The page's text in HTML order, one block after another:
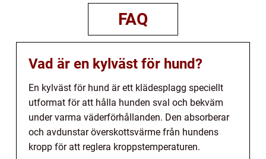
FAQ
Vad är en kylväst för hund?
En kylväst för hund är ett klädesplagg speciellt
utformat för att hålla hunden sval och bekväm
under varma väderförhållanden. Den absorberar
och avdunstar överskottsvärme från hundens
kropp för att reglera kroppstemperaturen.